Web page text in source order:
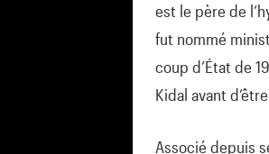
est le père de
fut nommé
coup d’État de
Kidal avant
Associé depuis